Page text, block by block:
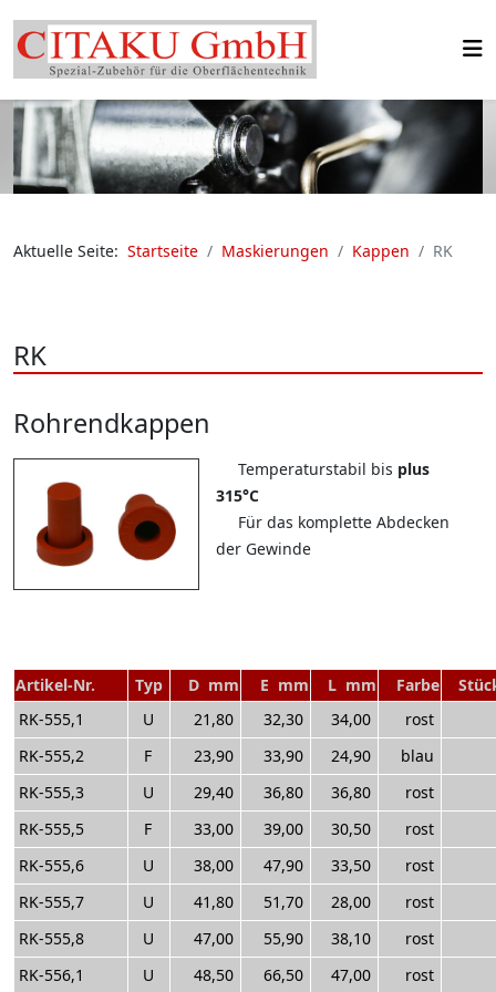
Aktuelle Seite: Startseite Maskierungen Kappen RK
RK
Rohrendkappen
Temperaturstabil bis plus
315°C
Für das komplette Abdecken
der Gewinde
Artikel-Nr. Typ D mm E mm L mm Farbe
RK-555,1 U 21,80 32,30 34,00
rost
RK-555,2
F 23,90 33,90 24,90
blau
RK-555,3
U 29,40 36,80 36,80
rost
RK-555,5
F 33,00 39,00 30,50
rost
RK-555,6
U 38,00 47,90 33,50
rost
RK-555,7
U 41,80 51,70 28,00
rost
RK-555,8
U 47,00 55,90 38,10
rost
RK-556,1
U 48,50 66,50 47,00
rost